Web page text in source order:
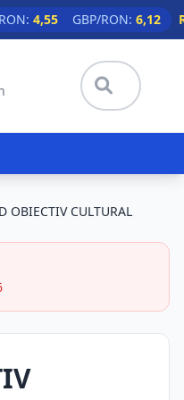
4,55 GBP/RON: 6,12
OBIECTIV CULTURAL